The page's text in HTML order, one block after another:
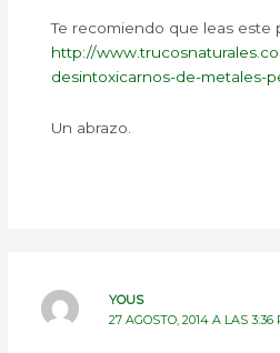
Te recomiendo que leas este
http://
desintoxicarnos-de-metales-
Un abrazo.
YOUS
27 AGOSTO, 2014 A LAS 3:36